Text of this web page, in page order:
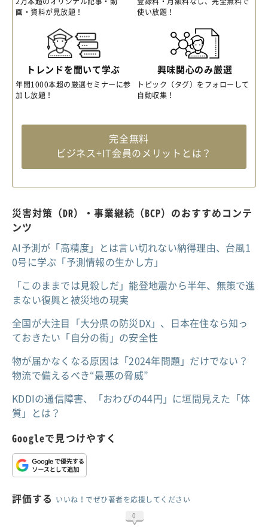
画・資料が見放題！
使い放題！
トレンドを聞いて学ぶ
年間1000本超の厳選セミナーに参
加し放題！
興味関心のみ厳選
トピック（タグ）をフォローして
自動収集！
完全無料
ビジネス+IT会員のメリットとは？
災害対策（DR）・事業継続（BCP）のおすすめコンテ
ンツ
AI予測が「高精度」とは言い切れない納得理由、台風1
0号に学ぶ「予測情報の生かし方」
「このままでは見殺しだ」能登地震から半年、無策で進
まない復興と被災地の現実
全国が大注目「大分県の防災DX」、日本在住なら知っ
ておきたい「自分の街」の安全性
物が届かなくなる原因は「2024年問題」だけでない？
物流で備えるべき“最悪の脅威”
KDDIの通信障害、「おわびの44円」に垣間見えた「体
質」とは？
Googleで見つけやすく
評価する いいね！でぜひ著者を応援してください
0